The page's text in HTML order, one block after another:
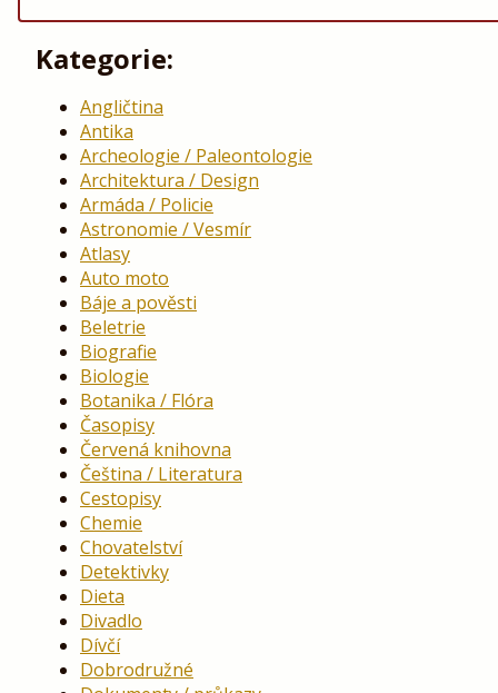
Kategorie:
Angličtina
Antika
Archeologie / Paleontologie
Architektura / Design
Armáda / Policie
Astronomie / Vesmír
Atlasy
Auto moto
Báje a pověsti
Beletrie
Biografie
Biologie
Botanika / Flóra
Časopisy
Červená knihovna
Čeština / Literatura
Cestopisy
Chemie
Chovatelství
Detektivky
Dieta
Divadlo
Dívčí
Dobrodružné